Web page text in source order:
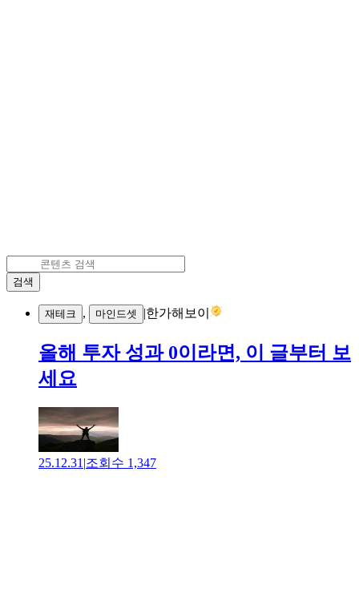
검색
재테크 , 마인드셋 |한가해보이
올해 투자 성과 0이라면, 이 글부터 보
세요
25.12.31 |조회수 1,347